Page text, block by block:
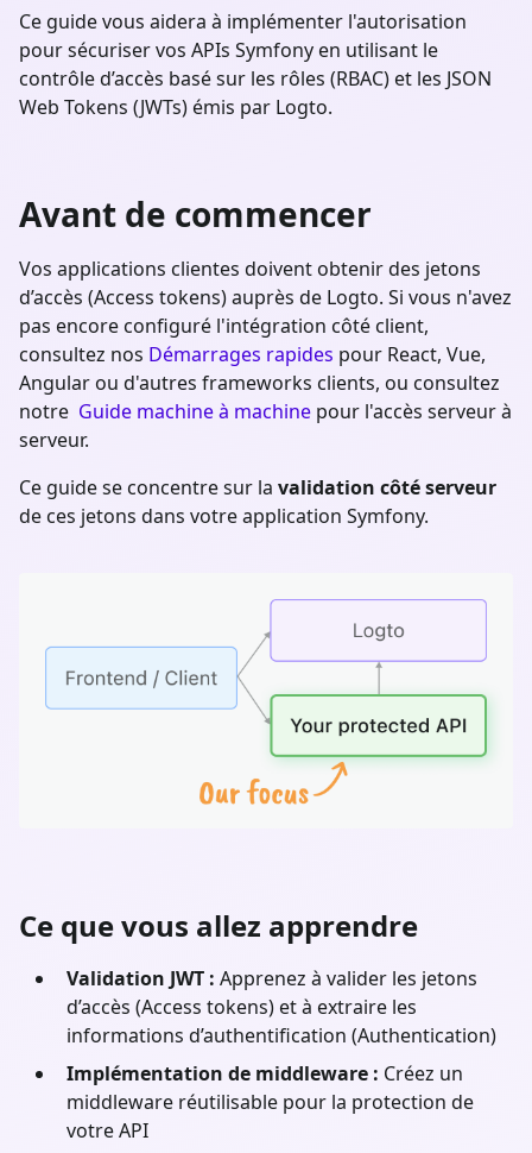
Ce guide vous aidera à implémenter l'autorisation
pour sécuriser vos APIs Symfony en utilisant le
contrôle d’accès basé sur les rôles (RBAC) et les JSON
Web Tokens (JWTs) émis par Logto.
Avant de commencer
Vos applications clientes doivent obtenir des jetons
d’accès (Access tokens) auprès de Logto. Si vous n'avez
pas encore configuré l'intégration côté client,
consultez nos Démarrages rapides pour React, Vue,
Angular ou d'autres frameworks clients, ou consultez
notre Guide machine à machine pour l'accès serveur à
serveur.
Ce guide se concentre sur la validation côté serveur
de ces jetons dans votre application Symfony.
Ce que vous allez apprendre
Validation JWT : Apprenez à valider les jetons
d’accès (Access tokens) et à extraire les
informations d’authentification (Authentication)
Implémentation de middleware : Créez un
middleware réutilisable pour la protection de
votre API